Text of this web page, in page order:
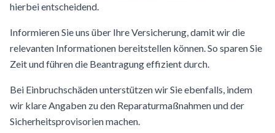
hierbei entscheidend.
Informieren Sie uns über Ihre Versicherung, damit wir die
relevanten Informationen bereitstellen können. So sparen Sie
Zeit und führen die Beantragung effizient durch.
Bei Einbruchschäden unterstützen wir Sie ebenfalls, indem
wir klare Angaben zu den Reparaturmaßnahmen und der
Sicherheitsprovisorien machen.